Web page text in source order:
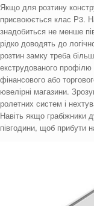
Якщо для розтину
присвоюється клас Р3.
знадобиться не менше
рідко доводять до
розтин замку треба
екструдованого
фінансового або
ювелірні магазини.
ролетних систем і
Навіть якщо грабіжники
півгодини, щоб прибути